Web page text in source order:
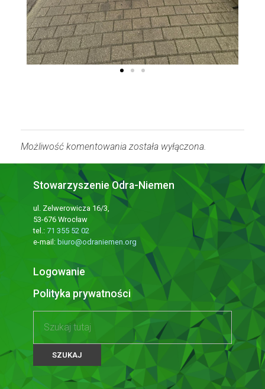
Możliwość komentowania została wyłączona.
Stowarzyszenie Odra-Niemen
ul. Zelwerowicza 16/3,
53-676 Wrocław
tel.: 71 355 52 02
e-mail: biuro@odraniemen.org
Logowanie
Polityka prywatności